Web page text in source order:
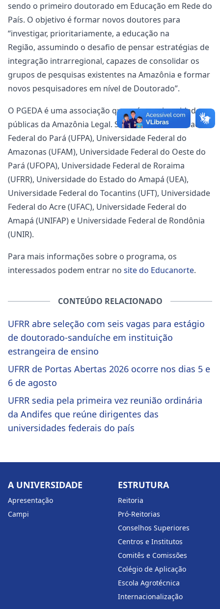
sendo o primeiro doutorado em Educação em Rede do
País. O objetivo é formar novos doutores para
“investigar, prioritariamente, a educação na
Região, assumindo o desafio de pensar estratégias de
integração intrarregional, capazes de consolidar os
grupos de pesquisas existentes na Amazônia e formar
novos pesquisadores em nível de Doutorado”.
O PGEDA é uma associação que reúne universidades
públicas da Amazônia Legal. São elas: a Universidade
Federal do Pará (UFPA), Universidade Federal do
Amazonas (UFAM), Universidade Federal do Oeste do
Pará (UFOPA), Universidade Federal de Roraima
(UFRR), Universidade do Estado do Amapá (UEA),
Universidade Federal do Tocantins (UFT), Universidade
Federal do Acre (UFAC), Universidade Federal do
Amapá (UNIFAP) e Universidade Federal de Rondônia
(UNIR).
Para mais informações sobre o programa, os
interessados podem entrar no site do Educanorte.
CONTEÚDO RELACIONADO
UFRR abre seleção com seis vagas para estágio
de doutorado-sanduíche em instituição
estrangeira de ensino
UFRR de Portas Abertas 2026 ocorre nos dias 5 e
6 de agosto
UFRR sedia pela primeira vez reunião ordinária
da Andifes que reúne dirigentes das
universidades federais do país
A UNIVERSIDADE
Apresentação
Campi
ESTRUTURA
Reitoria
Pró-Reitorias
Conselhos Superiores
Centros e Institutos
Comitês e Comissões
Colégio de Aplicação
Escola Agrotécnica
Internacionalização